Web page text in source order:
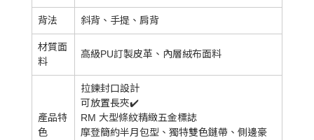
背法 斜背、手提、肩背
材質面
料
高級PU訂製皮革、內層絨布面料
產品特
色
拉鍊封口設計
可放置長夾✔️
RM 大型條紋精緻五金標誌
摩登簡約半月包型、獨特雙色鏈帶、側邊豪